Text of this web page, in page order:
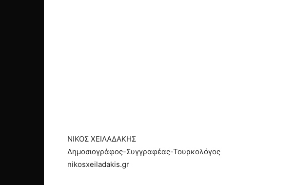
ΝΙΚΟΣ ΧΕΙΛΑΔΑΚΗΣ
Δημοσιογράφος-Συγγραφέας-Τουρκολόγος
nikosxeiladakis.gr